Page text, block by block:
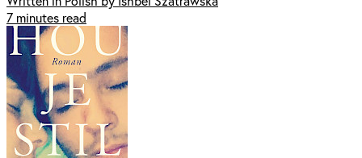
7 minutes read